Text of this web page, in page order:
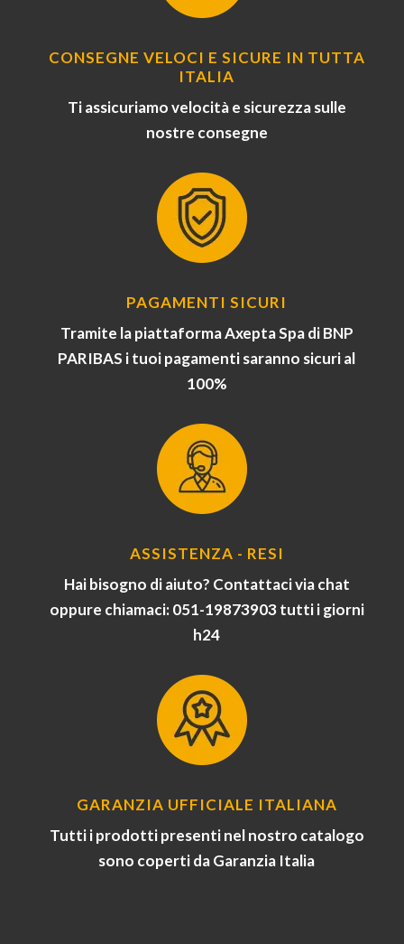
CONSEGNE VELOCI E SICURE IN TUTTA
ITALIA
Ti assicuriamo velocità e sicurezza sulle
nostre consegne
PAGAMENTI SICURI
Tramite la piattaforma Axepta Spa di BNP
PARIBAS i tuoi pagamenti saranno sicuri al
100%
ASSISTENZA - RESI
Hai bisogno di aiuto? Contattaci via chat
oppure chiamaci: 051-19873903 tutti i giorni
h24
GARANZIA UFFICIALE ITALIANA
Tutti i prodotti presenti nel nostro catalogo
sono coperti da Garanzia Italia